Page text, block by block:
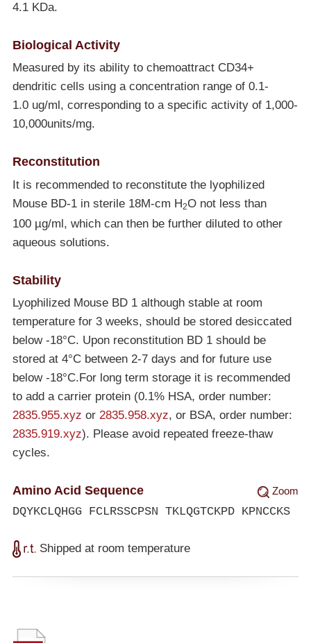
4.1 KDa.
Biological Activity
Measured by its ability to chemoattract CD34+
dendritic cells using a concentration range of 0.1-
1.0 ug/ml, corresponding to a specific activity of 1,000-
10,000units/mg.
Reconstitution
It is recommended to reconstitute the lyophilized
Mouse BD-1 in sterile 18M-cm H2O not less than
100 µg/ml, which can then be further diluted to other
aqueous solutions.
Stability
Lyophilized Mouse BD 1 although stable at room
temperature for 3 weeks, should be stored desiccated
below -18°C. Upon reconstitution BD 1 should be
stored at 4°C between 2-7 days and for future use
below -18°C.For long term storage it is recommended
to add a carrier protein (0.1% HSA, order number:
2835.955.xyz or 2835.958.xyz, or BSA, order number:
2835.919.xyz). Please avoid repeated freeze-thaw
cycles.
Zoom
Amino Acid Sequence
DQYKCLQHGG FCLRSSCPSN TKLQGTCKPD KPNCCKS
Shipped at room temperature